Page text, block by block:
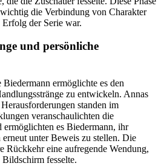
die Verbindung von Charakter
der Serie war.
und persönliche
ermöglichte es den
zu entwickeln. Annas
standen im
veranschaulichten die
es Biedermann, ihr
erneut unter Beweis zu stellen. Die
Rückkehr eine aufregende Wendung,
fesselte.